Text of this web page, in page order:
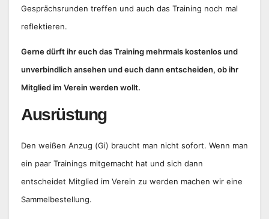
Gesprächsrunden treffen und auch das Training noch mal
reflektieren.
Gerne dürft ihr euch das Training mehrmals kostenlos und
unverbindlich ansehen und euch dann entscheiden, ob ihr
Mitglied im Verein werden wollt.
Ausrüstung
Den weißen Anzug (Gi) braucht man nicht sofort. Wenn man
ein paar Trainings mitgemacht hat und sich dann
entscheidet Mitglied im Verein zu werden machen wir eine
Sammelbestellung.